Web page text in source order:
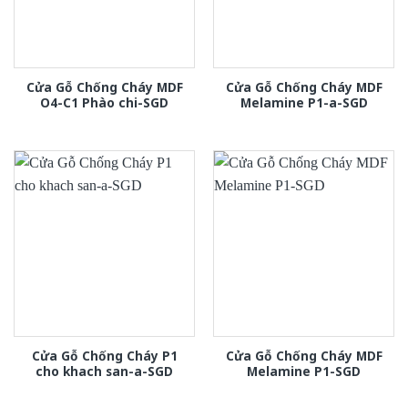
Cửa Gỗ Chống Cháy MDF
O4-C1 Phào chi-SGD
Cửa Gỗ Chống Cháy MDF
Melamine P1-a-SGD
Cửa Gỗ Chống Cháy P1
cho khach san-a-SGD
Cửa Gỗ Chống Cháy MDF
Melamine P1-SGD